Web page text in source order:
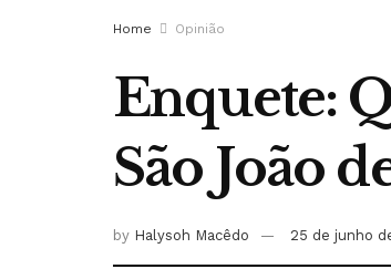
Home Opinião
Enquete:
São João
by Halysoh Macêdo 25 de junho